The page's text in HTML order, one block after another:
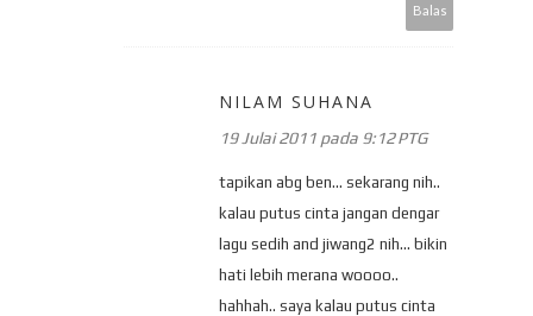
Balas
NILAM SUHANA
19 Julai 2011 pada 9:12 PTG
tapikan abg ben... sekarang nih..
kalau putus cinta jangan dengar
lagu sedih and jiwang2 nih... bikin
hati lebih merana woooo..
hahhah.. saya kalau putus cinta